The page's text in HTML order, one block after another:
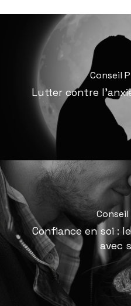
Conseil
Lutter contre
Confiance en soi :
avec